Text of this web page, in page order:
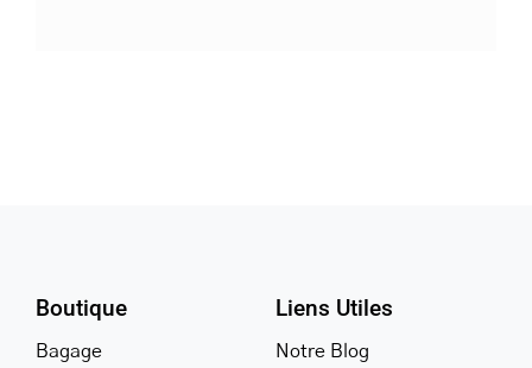
Boutique
Bagage
Liens Utiles
Notre Blog